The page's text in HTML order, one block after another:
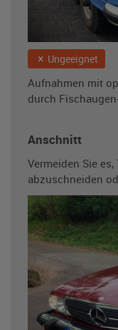
Ungeeignet
Aufnahmen mit
durch
Anschnitt
Vermeiden Sie
abzuschneiden